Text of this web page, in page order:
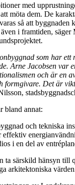
med
möta dem. De
så att byggnaden
i framtiden, säger
som har ett
Arne Jacobsen var
och är en
formgivare. Det är
bland annat:
och tekniska
effektiv
i en del av
ta särskild hänsyn till
arkitektoniska